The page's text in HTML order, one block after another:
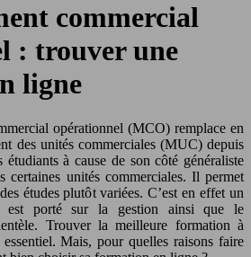
commercial
: trouver une
ligne
opérationnel (MCO) remplace en
des unités commerciales (MUC) depuis
à cause de son côté généraliste
certaines unités commerciales. Il permet
études plutôt variées. C’est en effet un
porté sur la gestion ainsi que le
Trouver la meilleure formation à
essentiel. Mais, pour quelles raisons faire